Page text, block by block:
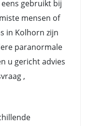
gebruikt bij
mensen of
in Kolhorn zijn
paranormale
u gericht advies
,